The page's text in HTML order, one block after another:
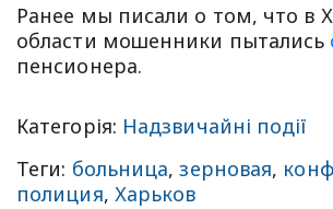
Ранее мы писали о том, что в
области мошенники пытались
пенсионера.
Категорія: Надзвичайні події
Теги: больница,зерновая,
полиция, Харьков